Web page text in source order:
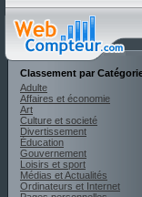
Classement par
Adulte
Affaires et économie
Art
Culture et societé
Divertissement
Éducation
Gouvernement
Loisirs et sport
Médias et Actualités
Ordinateurs et Internet